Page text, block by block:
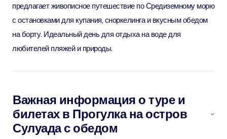
предлагает живописное путешествие по Средиземному морю
с остановками для купания, сноркелинга и вкусным обедом
на борту. Идеальный день для отдыха на воде для
любителей пляжей и природы.
Важная информация о туре и
билетах в Прогулка на остров
Сулуада с обедом